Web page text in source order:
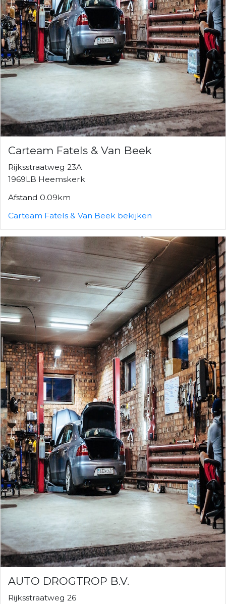
Carteam Fatels & Van Beek
Rijksstraatweg 23A
1969LB Heemskerk
Afstand 0.09km
Carteam Fatels & Van Beek bekijken
AUTO DROGTROP B.V.
Rijksstraatweg 26